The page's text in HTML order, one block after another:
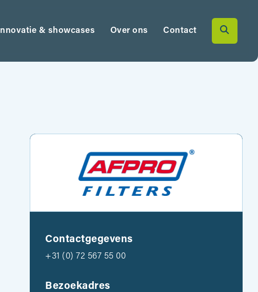
Innovatie & showcases Over ons Contact
Contactgegevens
+31 (0) 72 567 55 00
Bezoekadres